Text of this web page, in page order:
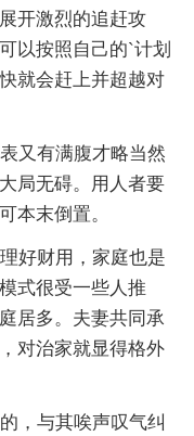
开激烈的追赶攻
以按照自己的`计划
就会赶上并超越对
又有满腹才略当然
局无碍。用人者要
本末倒置。
好财用，家庭也是
式很受一些人推
居多。夫妻共同承
对治家就显得格外
，与其唉声叹气纠